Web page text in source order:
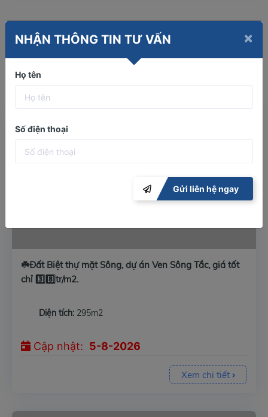
Sản Phẩm bất động sản Khánh Hòa
☘️Đất Biệt thự mặt Sông, dự án Ven Sông Tắc, giá tốt
chỉ 3️⃣8️⃣tr/m2.
Diện tích: 295m2
Cập nhật: 5-8-2026
Xem chi tiết
NHẬN THÔNG TIN TƯ VẤN ×
Họ tên
Số điện thoại
Gửi liên hệ ngay